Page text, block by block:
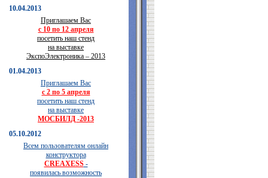
10.04.2013
Приглашаем Вас
с 10 по 12 апреля
посетить наш стенд
на выставке
ЭкспоЭлектроника – 2013
01.04.2013
Приглашаем Вас
с 2 по 5 апреля
посетить наш стенд
на выставке
МОСБИЛД -2013
05.10.2012
Всем пользователям онлайн
конструктора
CREAXESS-
появилась возможность